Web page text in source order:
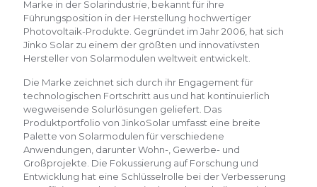
Marke in der Solarindustrie, bekannt für ihre
Führungsposition in der Herstellung hochwertiger
Photovoltaik-Produkte. Gegründet im Jahr 2006, hat sich
Jinko Solar zu einem der größten und innovativsten
Hersteller von Solarmodulen weltweit entwickelt.
Die Marke zeichnet sich durch ihr Engagement für
technologischen Fortschritt aus und hat kontinuierlich
wegweisende Solurlösungen geliefert. Das
Produktportfolio von JinkoSolar umfasst eine breite
Palette von Solarmodulen für verschiedene
Anwendungen, darunter Wohn-, Gewerbe- und
Großprojekte. Die Fokussierung auf Forschung und
Entwicklung hat eine Schlüsselrolle bei der Verbesserung